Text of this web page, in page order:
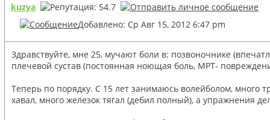
kuzya
Добавлено: Ср Авг 15, 2012 6:47 pm
Здравствуйте, мне 25, мучают боли в: позвоночнике
плечевой сустав (постоянная ноющая боль, МРТ-
Теперь по порядку. С 15 лет занимаюсь волейболом, много
хавал, много железок тягал (дебил полный), а упражнения